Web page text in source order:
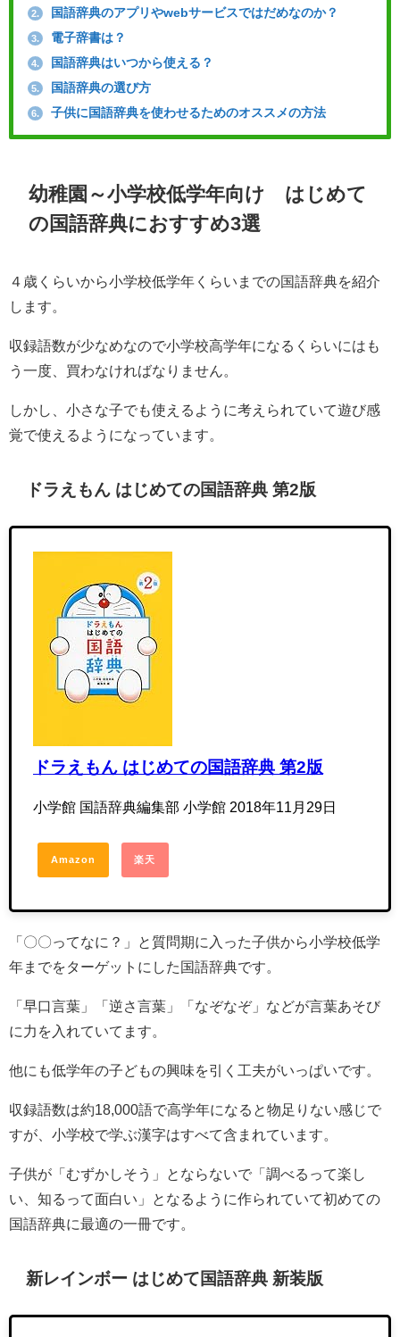
2. 国語辞典のアプリやwebサービスではだめなのか？
3. 電子辞書は？
4. 国語辞典はいつから使える？
5. 国語辞典の選び方
6. 子供に国語辞典を使わせるためのオススメの方法
幼稚園～小学校低学年向け はじめて
の国語辞典におすすめ3選
４歳くらいから小学校低学年くらいまでの国語辞典を紹介
します。
収録語数が少なめなので小学校高学年になるくらいにはも
う一度、買わなければなりません。
しかし、小さな子でも使えるように考えられていて遊び感
覚で使えるようになっています。
ドラえもん はじめての国語辞典 第2版
ドラえもん はじめての国語辞典 第2版
小学館 国語辞典編集部 小学館 2018年11月29日
Amazon 楽天
「〇〇ってなに？」と質問期に入った子供から小学校低学
年までをターゲットにした国語辞典です。
「早口言葉」「逆さ言葉」「なぞなぞ」などが言葉あそび
に力を入れていてます。
他にも低学年の子どもの興味を引く工夫がいっぱいです。
収録語数は約18,000語で高学年になると物足りない感じで
すが、小学校で学ぶ漢字はすべて含まれています。
子供が「むずかしそう」とならないで「調べるって楽し
い、知るって面白い」となるように作られていて初めての
国語辞典に最適の一冊です。
新レインボー はじめて国語辞典 新装版